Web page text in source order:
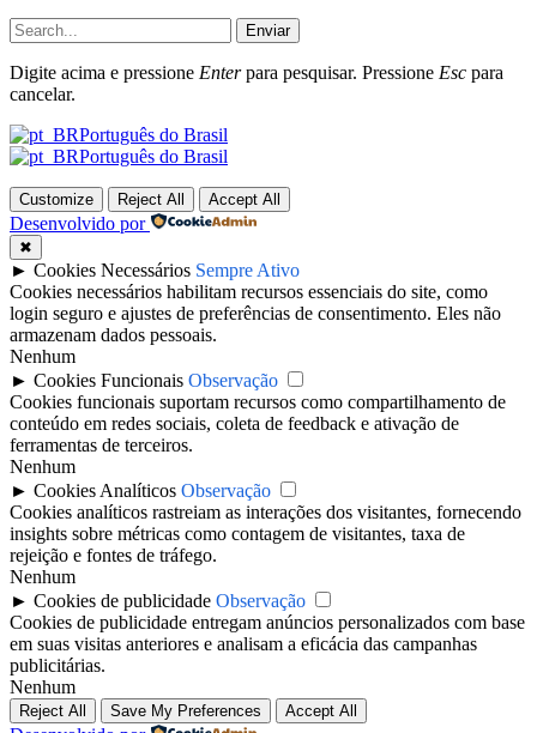
Enviar
Digite acima e pressione Enterpara pesquisar. Pressione Esc para
cancelar.
Português do Brasil
Português do Brasil
Customize Reject All Accept All
Desenvolvido por
✖
► Cookies Necessários Sempre Ativo
Cookies necessários habilitam recursos essenciais do site, como
login seguro e ajustes de preferências de consentimento. Eles não
armazenam dados pessoais.
Nenhum
► Cookies Funcionais Observação
Cookies funcionais suportam recursos como compartilhamento de
conteúdo em redes sociais, coleta de feedback e ativação de
ferramentas de terceiros.
Nenhum
► Cookies Analíticos Observação
Cookies analíticos rastreiam as interações dos visitantes, fornecendo
insights sobre métricas como contagem de visitantes, taxa de
rejeição e fontes de tráfego.
Nenhum
► Cookies de publicidade Observação
Cookies de publicidade entregam anúncios personalizados com base
em suas visitas anteriores e analisam a eficácia das campanhas
publicitárias.
Nenhum
Reject All Save My Preferences Accept All